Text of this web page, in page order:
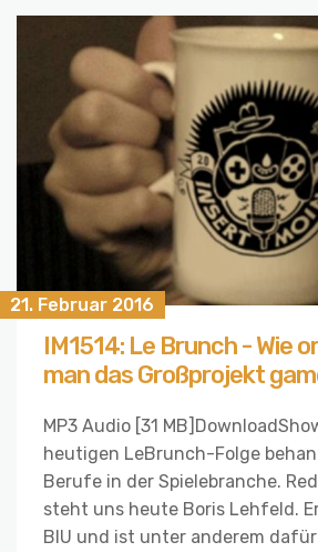
21. Februar 2016
IM1514: Le Brunch - Wie
man das Großprojekt
MP3 Audio [31
heutigen LeBrunch-Folge
Berufe in der Spielebranche.
steht uns heute Boris Lehfeld.
BIU und ist unter anderem